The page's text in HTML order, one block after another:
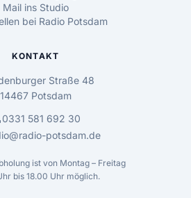
Mail ins Studio
bei Radio Potsdam
KONTAKT
Straße 48
14467 Potsdam
0331 581 692 30
potsdam.de
ist von Montag – Freitag
bis 18.00 Uhr möglich.